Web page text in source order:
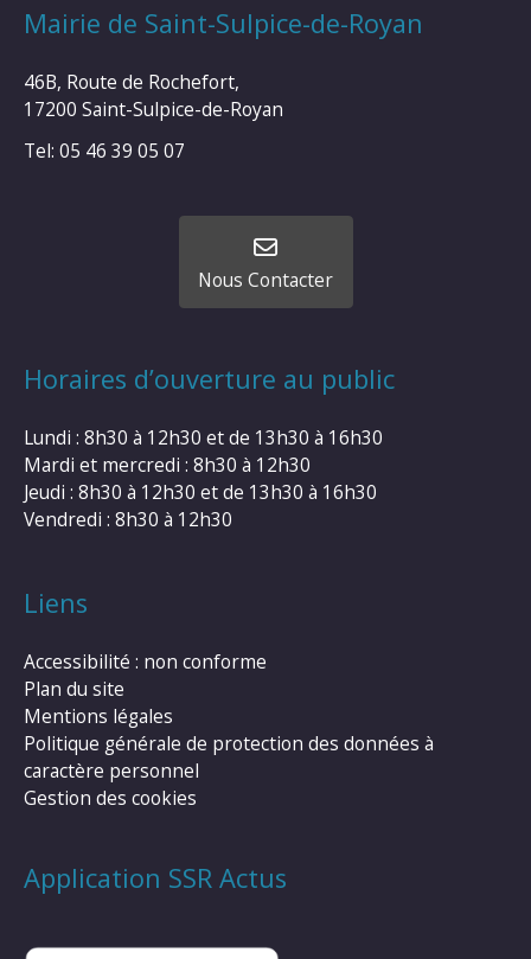
Mairie de Saint-Sulpice-de-Royan
46B, Route de Rochefort,
17200 Saint-Sulpice-de-Royan
Tel: 05 46 39 05 07
Nous Contacter
Horaires d’ouverture au public
Lundi : 8h30 à 12h30 et de 13h30 à 16h30
Mardi et mercredi : 8h30 à 12h30
Jeudi : 8h30 à 12h30 et de 13h30 à 16h30
Vendredi : 8h30 à 12h30
Liens
Accessibilité : non conforme
Plan du site
Mentions légales
Politique générale de protection des données à
caractère personnel
Gestion des cookies
Application SSR Actus